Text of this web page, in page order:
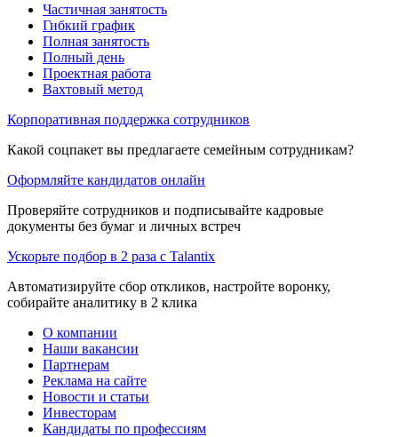
Частичная занятость
Гибкий график
Полная занятость
Полный день
Проектная работа
Вахтовый метод
Корпоративная поддержка сотрудников
Какой соцпакет вы предлагаете семейным сотрудникам?
Оформляйте кандидатов онлайн
Проверяйте сотрудников и подписывайте кадровые
документы без бумаг и личных встреч
Ускорьте подбор в 2 раза с Talantix
Автоматизируйте сбор откликов, настройте воронку,
собирайте аналитику в 2 клика
О компании
Наши вакансии
Партнерам
Реклама на сайте
Новости и статьи
Инвесторам
Кандидаты по профессиям